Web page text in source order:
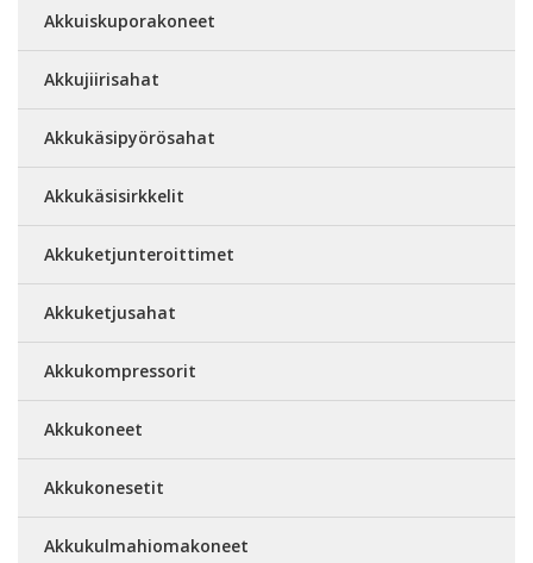
Akkuiskuporakoneet
Akkujiirisahat
Akkukäsipyörösahat
Akkukäsisirkkelit
Akkuketjunteroittimet
Akkuketjusahat
Akkukompressorit
Akkukoneet
Akkukonesetit
Akkukulmahiomakoneet